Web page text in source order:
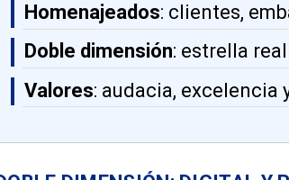
Homenajeados: clientes,
Doble dimensión: estrella
Valores: audacia, excelencia